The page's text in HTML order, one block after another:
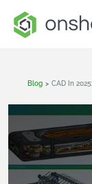
Blog > CAD In